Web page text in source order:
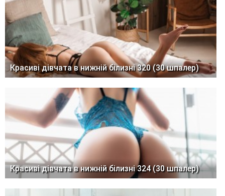
Красиві дівчата в нижній білизні 320 (30 шпалер)
Красиві дівчата в нижній білизні 324 (30 шпалер)